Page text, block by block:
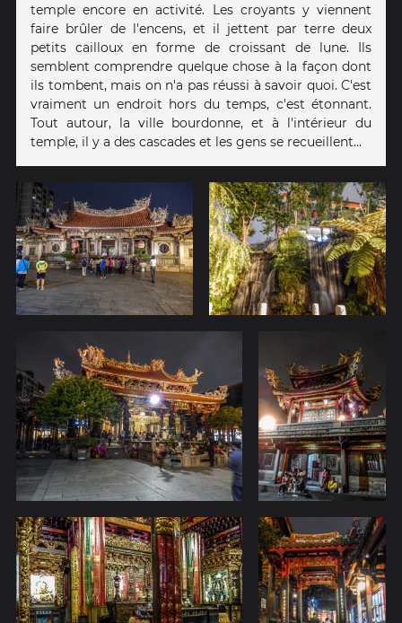
temple encore en activité. Les croyants y viennent
faire brûler de l'encens, et il jettent par terre deux
petits cailloux en forme de croissant de lune. Ils
semblent comprendre quelque chose à la façon dont
ils tombent, mais on n'a pas réussi à savoir quoi. C'est
vraiment un endroit hors du temps, c'est étonnant.
Tout autour, la ville bourdonne, et à l'intérieur du
temple, il y a des cascades et les gens se recueillent...